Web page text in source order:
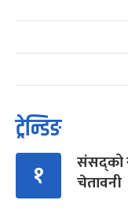
ट्रेन्डिङ
१
संसद्को
चेतावनी